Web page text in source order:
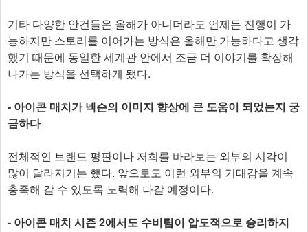
기타 다양한 안건들은 올해가 아니더라도 언제든 진행이 가
능하지만 스토리를 이어가는 방식은 올해만 가능하다고 생각
했기 때문에 동일한 세계관 안에서 조금 더 이야기를 확장해
나가는 방식을 선택하게 됐다.
- 아이콘 매치가 넥슨의 이미지 향상에 큰 도움이 되었는지 궁
금하다
전체적인 브랜드 평판이나 저희를 바라보는 외부의 시각이
많이 달라지기는 했다. 앞으로도 이런 외부의 기대감을 계속
충족해 갈 수 있도록 노력해 나갈 예정이다.
- 아이콘 매치 시즌 2에서도 수비팀이 압도적으로 승리하지